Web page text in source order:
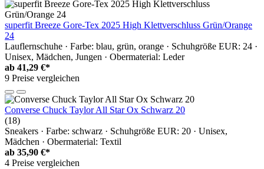
superfit Breeze Gore-Tex 2025 High Klettverschluss Grün/Orange
24
Lauflernschuhe · Farbe: blau, grün, orange · Schuhgröße EUR: 24 ·
Unisex, Mädchen, Jungen · Obermaterial: Leder
ab 41,29 €*
9 Preise vergleichen
Converse Chuck Taylor All Star Ox Schwarz 20
(18)
Sneakers · Farbe: schwarz · Schuhgröße EUR: 20 · Unisex,
Mädchen · Obermaterial: Textil
ab 35,90 €*
4 Preise vergleichen